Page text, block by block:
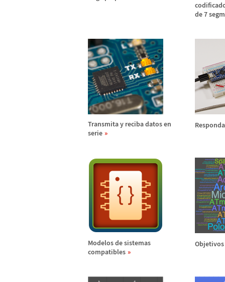
de 7
Transmita y reciba datos en
serie
Modelos de sistemas
compatibles